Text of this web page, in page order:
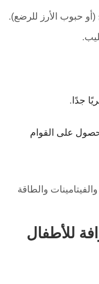
جدًا.
على القوام
والطاقة
للأطفال